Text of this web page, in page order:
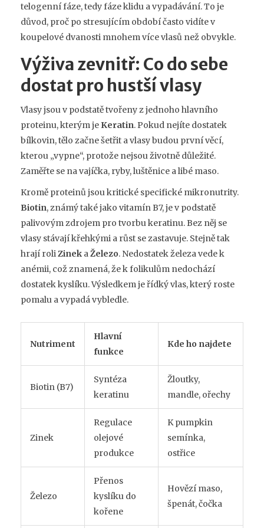
telogenní fáze, tedy fáze klidu a vypadávání. To je
důvod, proč po stresujícím období často vidíte v
koupelové dvanosti mnohem více vlasů než obvykle.
Výživa zevnitř: Co do sebe
dostat pro hustší vlasy
Vlasy jsou v podstatě tvořeny z jednoho hlavního
proteinu, kterým je Keratin. Pokud nejíte dostatek
bílkovin, tělo začne šetřit a vlasy budou první věcí,
kterou „vypne“, protože nejsou životně důležité.
Zaměřte se na vajíčka, ryby, luštěnice a libé maso.
Kromě proteinů jsou kritické specifické mikronutrity.
Biotin, známý také jako vitamín B7, je v podstatě
palivovým zdrojem pro tvorbu keratinu. Bez něj se
vlasy stávají křehkými a růst se zastavuje. Stejně tak
hrají roliZinek aŽelezo. Nedostatek železa vede k
anémii, což znamená, že k folikulům nedochází
dostatek kyslíku. Výsledkem je řídký vlas, který roste
pomalu a vypadá vybledle.
Nutriment
Hlavní
funkce
Kde ho najdete
Biotin (B7)
Syntéza
keratinu
Žloutky,
mandle, ořechy
Zinek
Regulace
olejové
produkce
K pumpkin
semínka,
ostřice
Železo
Přenos
kyslíku do
kořene
Hovězí maso,
špenát, čočka